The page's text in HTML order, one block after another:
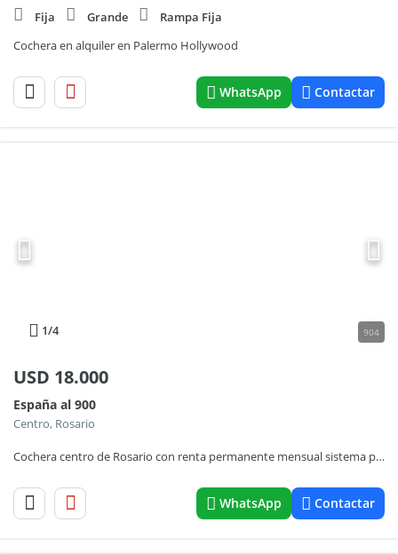
Fija
Grande
Rampa Fija
Cochera en alquiler en Palermo Hollywood
WhatsApp Contactar
1/4 904
USD 18.000
España al 900
Centro, Rosario
Cochera centro de Rosario con renta permanente mensual sistema parking
WhatsApp Contactar